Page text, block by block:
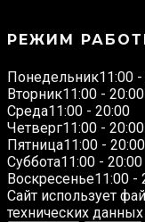
РЕЖИМ
Понедельник11:00
Вторник11:00 - 20:00
Среда11:00 - 20:00
Четверг11:00 - 20:00
Пятница11:00 - 20:00
Суббота11:00 - 20:00
Воскресенье11:00 -
Сайт использует
технических